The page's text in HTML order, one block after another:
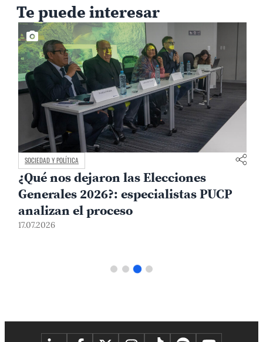
Te puede interesar
SOCIEDAD Y POLÍTICA
¿Qué nos dejaron las Elecciones
Generales 2026?: especialistas PUCP
analizan el proceso
17.07.2026